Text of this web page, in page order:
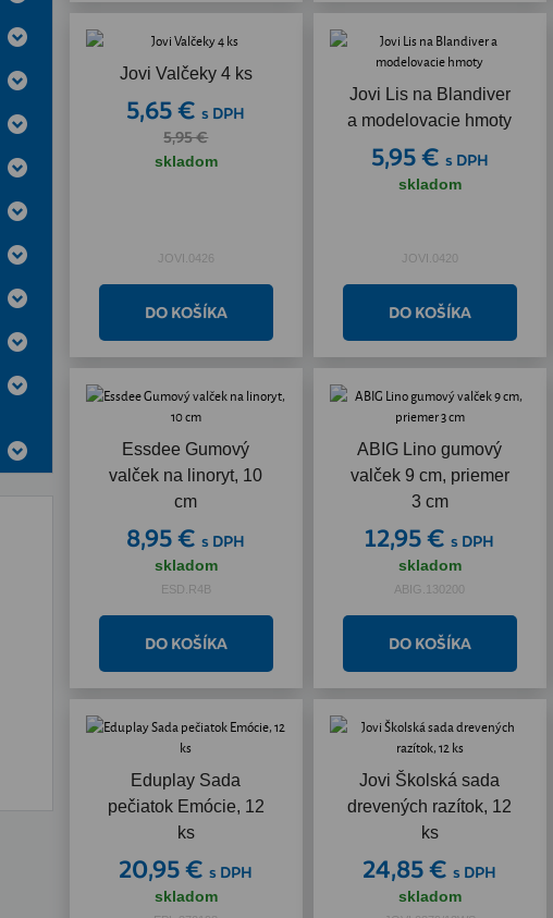
Jovi Valčeky 4 ks
Akcia
5,65 €s DPH
5,95 €
skladom
JOVI.0426
Jovi Lis na Blandiver
a modelovacie hmoty
5,95 € s DPH
skladom
JOVI.0420
Essdee Gumový
valček na linoryt, 10
cm
8,95 €s DPH
skladom
ESD.R4B
ABIG Lino gumový
valček 9 cm, priemer
3 cm
12,95 €s DPH
skladom
ABIG.130200
Eduplay Sada
pečiatok Emócie, 12
ks
20,95 €s DPH
skladom
Jovi Školská sada
drevených razítok, 12
ks
24,85 €s DPH
skladom